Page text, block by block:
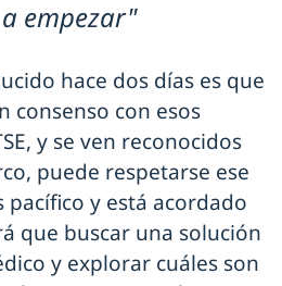
empezar"
hace dos días es que
consenso con esos
y se ven reconocidos
puede respetarse ese
pacífico y está acordado
que buscar una solución
y explorar cuáles son